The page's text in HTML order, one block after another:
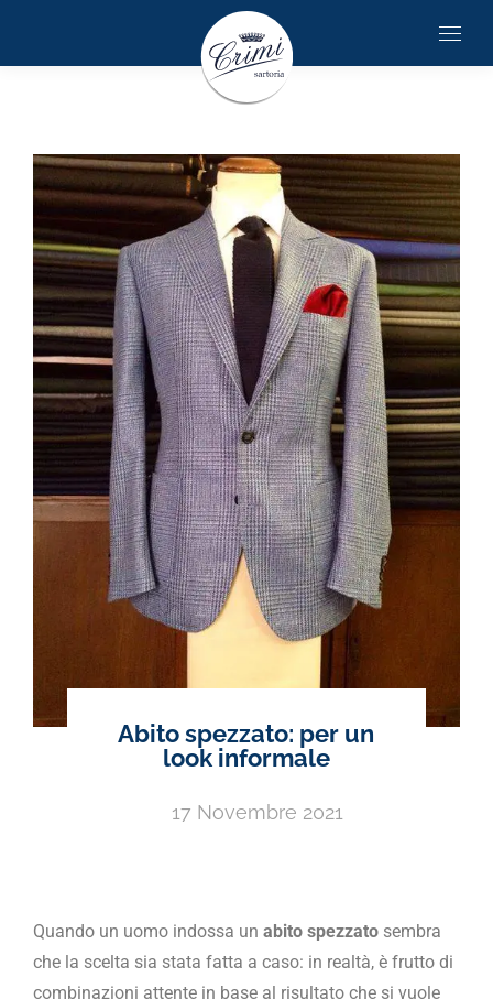
Abito spezzato: per un
look informale
17 Novembre 2021
Quando un uomo indossa un abito spezzato sembra
che la scelta sia stata fatta a caso: in realtà, è frutto di
combinazioni attente in base al risultato che si vuole